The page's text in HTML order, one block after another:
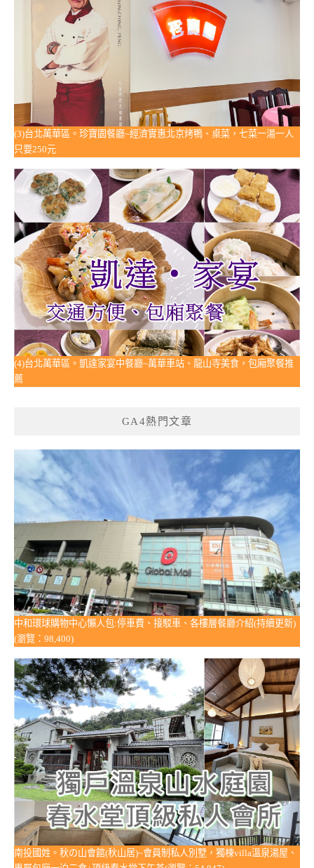
(3)台北萬華區。珍寶園餐廳~經濟實惠北京烤鴨、桌菜，七菜一湯一人
只要250元
(4)台北萬華區。凱達家宴中餐廳~萬華車站、龍山寺美食，包廂聚餐推
薦
GA4熱門文章
中和環球購物中心懶人包:停車費、接駁車、各樓層餐廳介紹(持續更新)
(瀏覽：98,400)
南投國姓。秋の山會館(秋山居)~會員制私人別墅，獨棟villa溫泉湯屋、